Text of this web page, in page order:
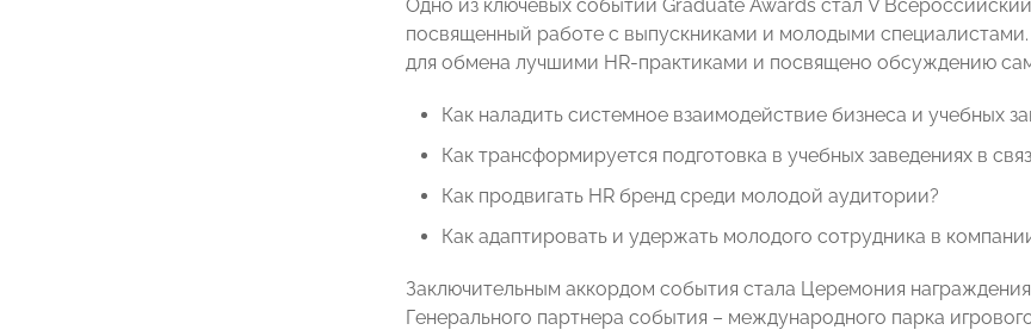
Одно из ключевых событий Graduate Awards стал V
посвященный работе с выпускниками и молодыми
для обмена лучшими HR-практиками и посвящено обсуждению
Как наладить системное взаимодействие бизнеса и учебных
Как трансформируется подготовка в учебных заведениях в
Как продвигать HR бренд среди молодой аудитории?
Как адаптировать и удержать молодого сотрудника в
Заключительным аккордом события стала Церемония
Генерального партнера события – международного парка